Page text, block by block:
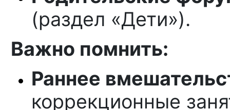
(раздел «Дети»).
Важно помнить:
Раннее
коррекционные